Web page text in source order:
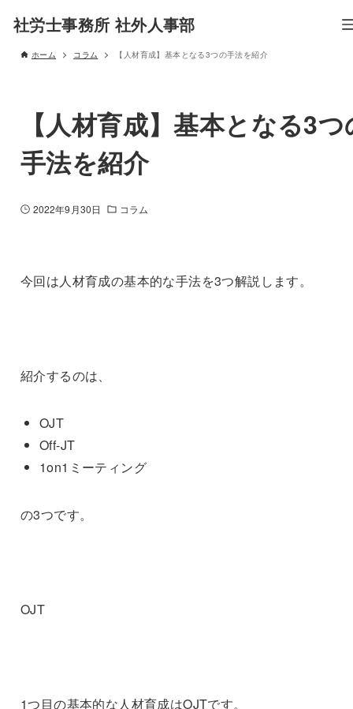
社労士事務所 社外人事部
ホーム コラム 【人材育成】基本となる3つの手法を紹介
【人材育成】基本となる3
手法を紹介
2022年9月30日 コラム
今回は人材育成の基本的な手法を3つ解説します。
紹介するのは、
OJT
Off-JT
1on1ミーティング
の3つです。
OJT
1つ目の基本的な人材育成はOJTです。